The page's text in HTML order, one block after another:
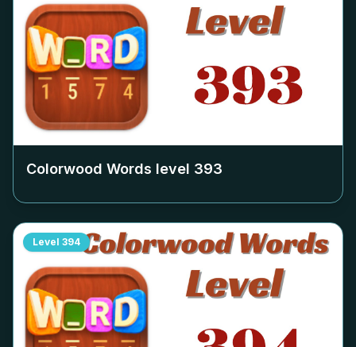
Colorwood Words level 393
Level 394